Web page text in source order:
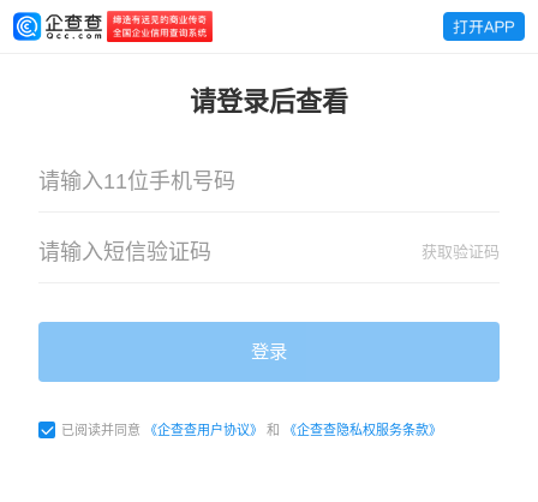
请登录后查看
获取验证码
登录
已阅读并同意 《企查查用户协议》 和 《企查查隐私权服务条款》